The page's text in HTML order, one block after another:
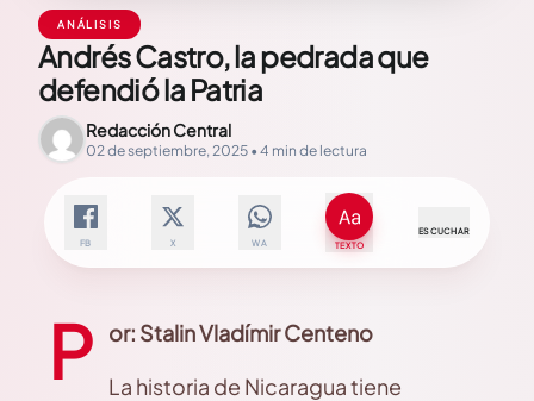
ANÁLISIS
Andrés Castro, la pedrada que
defendió la Patria
Redacción Central
02 de septiembre, 2025 • 4 min de lectura
FB X WA TEXTO
ESCUCHAR
P
or: Stalin Vladímir Centeno
La historia de Nicaragua tiene